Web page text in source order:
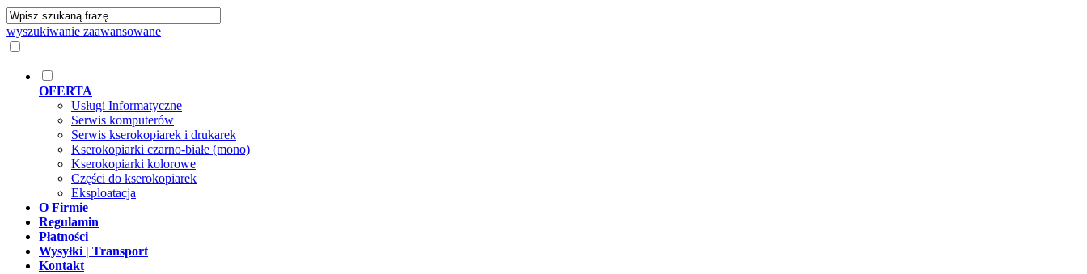
wyszukiwanie zaawansowane
OFERTA
Usługi Informatyczne
Serwis komputerów
Serwis kserokopiarek i drukarek
Kserokopiarki czarno-białe (mono)
Kserokopiarki kolorowe
Części do kserokopiarek
Eksploatacja
O Firmie
Regulamin
Płatności
Wysyłki | Transport
Kontakt